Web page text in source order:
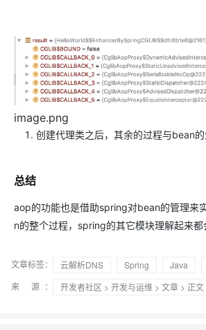
image.png
创建代理类之后，其余的过程与bean
总结
aop的功能也是借助spring对bean的管理来
n的整个过程，spring的其它模块理解起来都
文章标签： 云解析DNS Spring Java
来 源：
开发者社区 > 开发与运维 > 文章 > 正文